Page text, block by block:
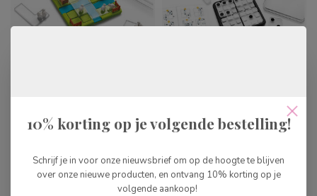
Op voorraad Op voorraad
10% korting op je volgende bestelling!
Schrijf je in voor onze nieuwsbrief om op de hoogte te blijven
over onze nieuwe producten, en ontvang 10% korting op je
volgende aankoop!